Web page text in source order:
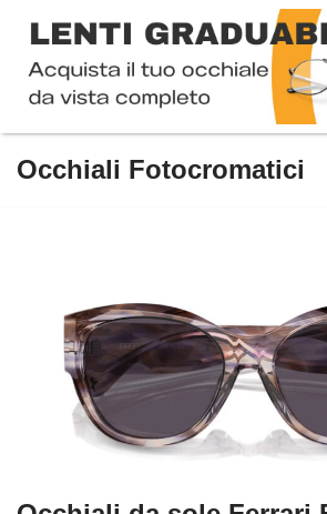
Occhiali Fotocromatici